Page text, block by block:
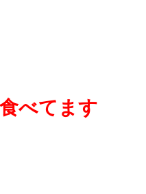
べてます